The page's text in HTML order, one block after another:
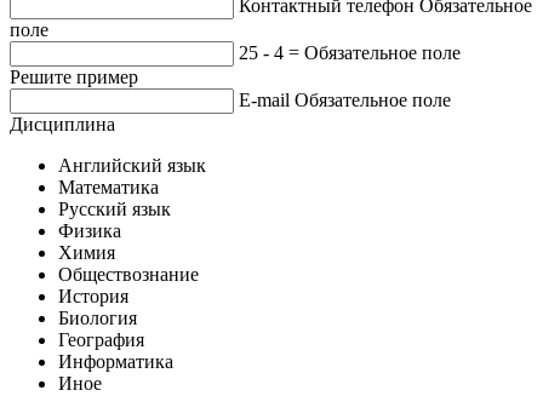
Контактный телефон Обязательное
поле
25 - 4 = Обязательное поле
Решите пример
E-mail Обязательное поле
Дисциплина
Английский язык
Математика
Русский язык
Физика
Химия
Обществознание
История
Биология
География
Информатика
Иное